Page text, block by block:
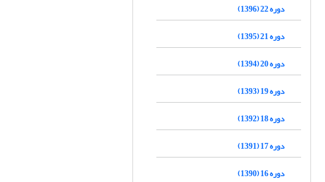
دوره 22 (1396)
دوره 21 (1395)
دوره 20 (1394)
دوره 19 (1393)
دوره 18 (1392)
دوره 17 (1391)
دوره 16 (1390)